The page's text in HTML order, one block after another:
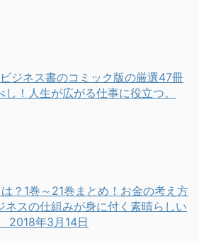
ビジネス書のコミック版の厳選47冊
！人生が広がる仕事に役立つ。
？1巻～21巻まとめ！お金の考え方
ネスの仕組みが身に付く素晴らしい
2018年3月14日